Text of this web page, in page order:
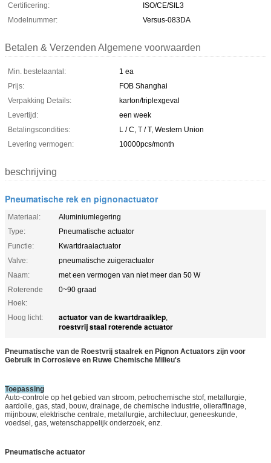
Certificering:
ISO/CE/SIL3
Modelnummer:
Versus-083DA
Betalen & Verzenden Algemene voorwaarden
Min. bestelaantal:
1 ea
Prijs:
FOB Shanghai
Verpakking Details:
karton/triplexgeval
Levertijd:
een week
Betalingscondities:
L / C, T / T, Western Union
Levering vermogen:
10000pcs/month
beschrijving
Pneumatische rek en pignonactuator
Materiaal:
Aluminiumlegering
Type:
Pneumatische actuator
Functie:
Kwartdraaiactuator
Valve:
pneumatische zuigeractuator
Naam:
met een vermogen van niet meer dan 50 W
Roterende
Hoek:
0~90 graad
Hoog licht: actuator van de kwartdraaiklep,
roestvrij staal roterende actuator
Pneumatische van de Roestvrij staalrek en Pignon Actuators zijn voor
Gebruik in Corrosieve en Ruwe Chemische Milieu's
Toepassing
Auto-controle op het gebied van stroom, petrochemische stof, metallurgie,
aardolie, gas, stad, bouw, drainage, de chemische industrie, olieraffinage,
mijnbouw, elektrische centrale, metallurgie, architectuur, geneeskunde,
voedsel, gas, wetenschappelijk onderzoek, enz.
Pneumatische actuator